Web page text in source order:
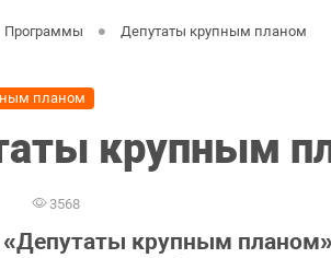
Программы Депутаты крупным планом
планом
крупным
3568
«Депутаты крупным